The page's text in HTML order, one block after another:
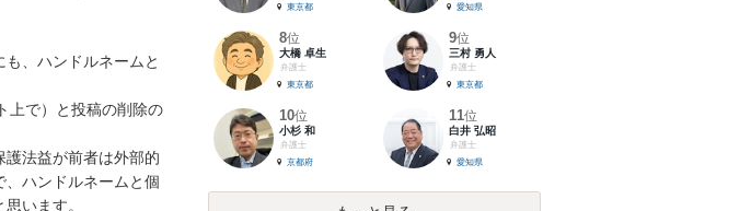
、ハンドルネームと
上で）と投稿の削除の
法益が前者は外部的
ハンドルネームと個
います。
東京都
愛知県
8位
大橋 卓生
弁護士
東京都
9位
三村 勇人
弁護士
東京都
10位
小杉 和
弁護士
京都府
11位
白井 弘昭
弁護士
愛知県